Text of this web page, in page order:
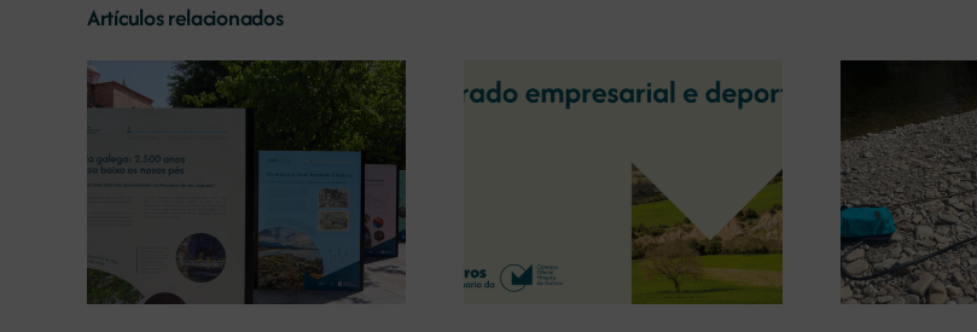
Artículos relacionados
La COMG reúne a dos
líderes empresarias con
motivo de su Centenario
para debatir sobre el futuro
del rural gallego
presentan las últimas
innovaciones en
restauración ambiental para
la minería gallega